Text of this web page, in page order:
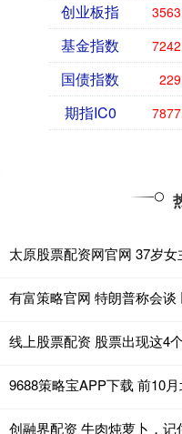
创业板指
基金指数
国债指数
期指IC0
有富策略官网 特朗普称会谈